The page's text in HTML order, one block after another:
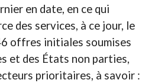
en date, en ce qui
des services, à ce jour, le
offres initiales soumises
et des États non parties,
prioritaires, à savoir :